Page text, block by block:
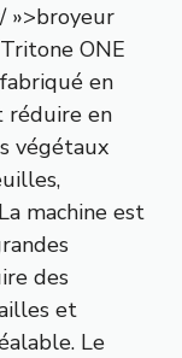
»>broyeur
ONE
en
réduire en
végétaux
machine est
des
et
Le